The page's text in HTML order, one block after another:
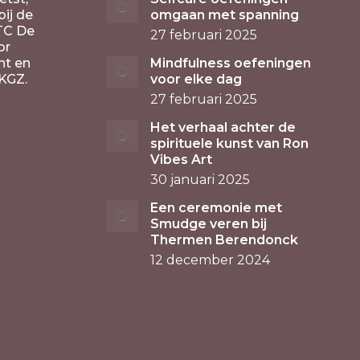
de
De
en
omgaan met spanning
27 februari 2025
Mindfulness oefeningen
voor elke dag
27 februari 2025
Het verhaal achter de
spirituele kunst van Ron
Vibes Art
30 januari 2025
Een ceremonie met
Smudge veren bij
Thermen Berendonck
12 december 2024